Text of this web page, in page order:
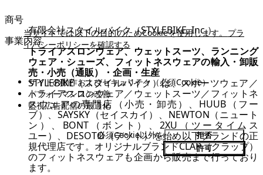
当サイトでは以下の目的のためCookieを使用します。 プラ
イバシーポリシーを確認する
サイトの動作およびセキュリティ（必須Cookie）
パフォーマンスの改善
監視広告配信の最適化
必須Cookie以外を
拒否
許可
商号
有限会社スタイルバイク（STYLEBIKE, Inc.）
事業内容
トライアスロンウェア、ウェットスーツ、ランニング
ウェア・シューズ、フィットネスウェアの輸入・卸販
売・小売（通販）・企画・生産
STYLEBIKE（スタイルバイク）は、スポーツウェア／
トライアスロンウェア／ウェットスーツ／フィットネ
スウェアの専門店（小売・卸売）、HUUB（フー
ブ）、SAYSKY（セイスカイ）、NEWTON（ニュート
ン）、BONT（ボント）、2XU（ツータイムス
ユー）、DESOTO（デソト）を始め以下ブランドの正
規代理店です。オリジナルブランドCLAP（クラップ）
のフィットネスウェアも企画から販売まで行っており
ます。